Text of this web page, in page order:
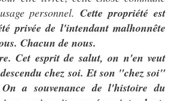
personnel.Cette propriété est
privée de l'intendant malhonnête
Chacun de nous.
Cet esprit de salut, on n'en veut
chez soi. Et son "chez soi"
a souvenance de l'histoire du